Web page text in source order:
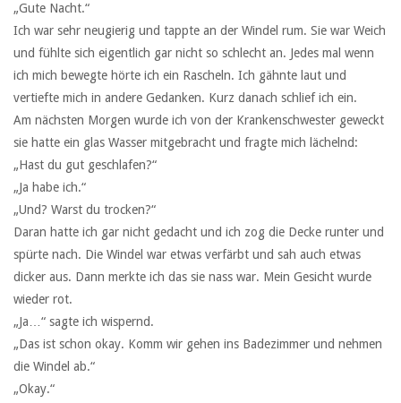
„Gute Nacht.“
Ich war sehr neugierig und tappte an der Windel rum. Sie war Weich
und fühlte sich eigentlich gar nicht so schlecht an. Jedes mal wenn
ich mich bewegte hörte ich ein Rascheln. Ich gähnte laut und
vertiefte mich in andere Gedanken. Kurz danach schlief ich ein.
Am nächsten Morgen wurde ich von der Krankenschwester geweckt
sie hatte ein glas Wasser mitgebracht und fragte mich lächelnd:
„Hast du gut geschlafen?“
„Ja habe ich.“
„Und? Warst du trocken?“
Daran hatte ich gar nicht gedacht und ich zog die Decke runter und
spürte nach. Die Windel war etwas verfärbt und sah auch etwas
dicker aus. Dann merkte ich das sie nass war. Mein Gesicht wurde
wieder rot.
„Ja…“ sagte ich wispernd.
„Das ist schon okay. Komm wir gehen ins Badezimmer und nehmen
die Windel ab.“
„Okay.“